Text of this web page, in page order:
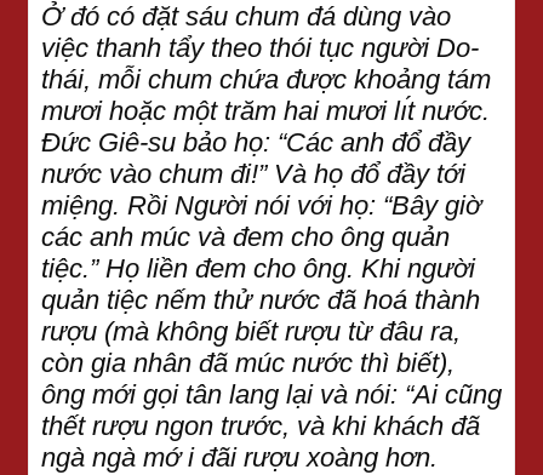
Ở đó có đặt sáu chum đá dùng vào
việc thanh tẩy theo thói tục người Do-
thái, mỗi chum chứa được khoảng tám
mươi hoặc một trăm hai mươi lı́t nước.
Đức Giê-su bảo họ: “Các anh đổ đầy
nước vào chum đi!” Và họ đổ đầy tới
miệng. Rồi Người nói với họ: “Bây giờ
các anh múc và đem cho ông quản
tiệc.” Họ liền đem cho ông. Khi người
quản tiệc nếm thử nước đã hoá thành
rượu (mà không biết rượu từ đâu ra,
còn gia nhân đã múc nước thì biết),
ông mới gọi tân lang lại và nói: “Ai cũng
thết rượu ngon trước, và khi khách đã
ngà ngà mớ i đãi rượu xoàng hơn.